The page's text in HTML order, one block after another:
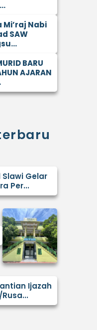
Nabi
SAW
BARU
AJARAN
Slawi Gelar
Per...
Ijazah